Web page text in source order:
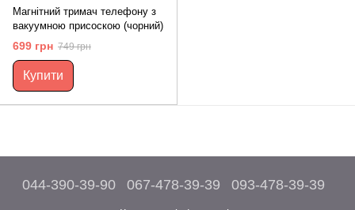
Магнітний тримач телефону з
вакуумною присоскою (чорний)
699 грн 749 грн
Купити
044-390-39-90 067-478-39-39 093-478-39-39